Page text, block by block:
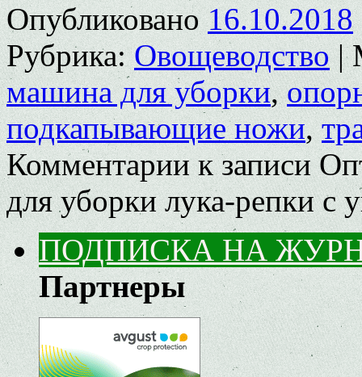
Опубликовано 16.10.2018
Рубрика: Овощеводство |
машина для уборки,
подкапывающие ножи,
Комментариик записи
для уборки лука-репки с
ПОДПИСКА НА
Партнеры